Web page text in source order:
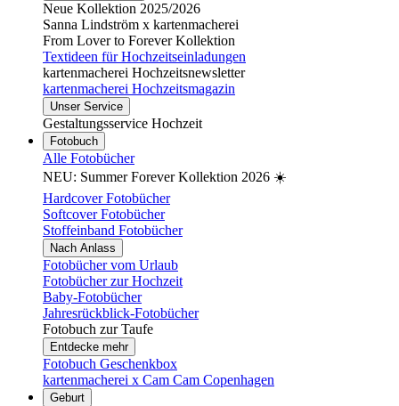
Neue Kollektion 2025/2026
Sanna Lindström x kartenmacherei
From Lover to Forever Kollektion
Textideen für Hochzeitseinladungen
kartenmacherei Hochzeitsnewsletter
kartenmacherei Hochzeitsmagazin
Unser Service
Gestaltungsservice Hochzeit
Fotobuch
Alle Fotobücher
NEU: Summer Forever Kollektion 2026 ☀️
Hardcover Fotobücher
Softcover Fotobücher
Stoffeinband Fotobücher
Nach Anlass
Fotobücher vom Urlaub
Fotobücher zur Hochzeit
Baby-Fotobücher
Jahresrückblick-Fotobücher
Fotobuch zur Taufe
Entdecke mehr
Fotobuch Geschenkbox
kartenmacherei x Cam Cam Copenhagen
Geburt